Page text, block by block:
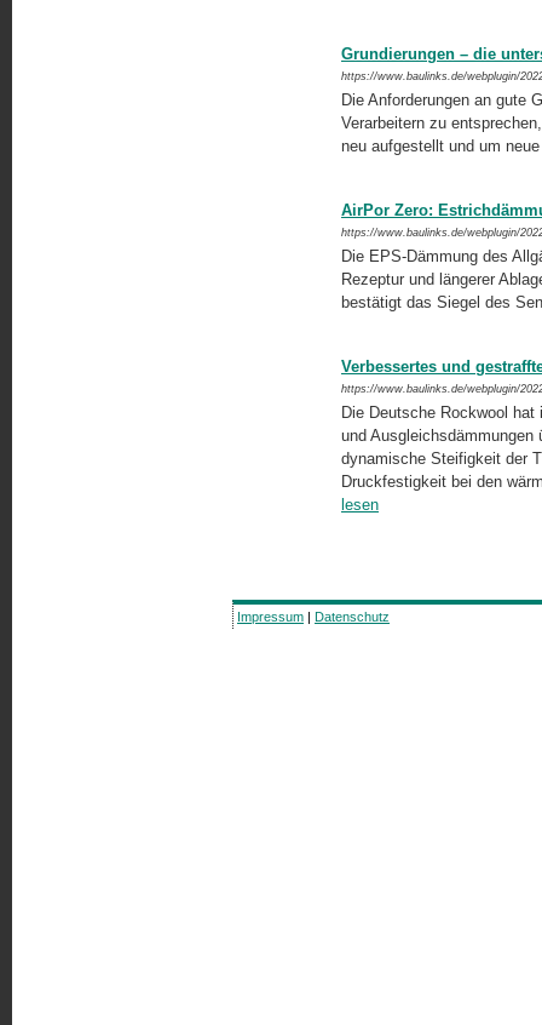
Grundierungen – die
https://www.baulinks.de/webplugin/
Die Anforderungen an gute
Verarbeitern zu
neu aufgestellt und um
AirPor Zero:
https://www.baulinks.de/webplugin/
Die EPS-Dämmung des
Rezeptur und längerer
bestätigt das Siegel des
Verbessertes und
https://www.baulinks.de/webplugin/
Die Deutsche Rockwool
und Ausgleichsdämmungen
dynamische Steifigkeit der
Druckfestigkeit bei den
lesen
Impressum | Datenschutz